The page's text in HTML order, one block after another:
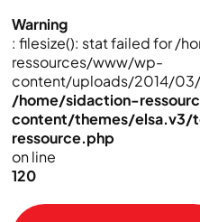
Warning
: filesize(): stat failed for /
ressources/www/wp-
content/uploads/2014/
/home/sidaction-
content/themes/
ressource.php
on line
120